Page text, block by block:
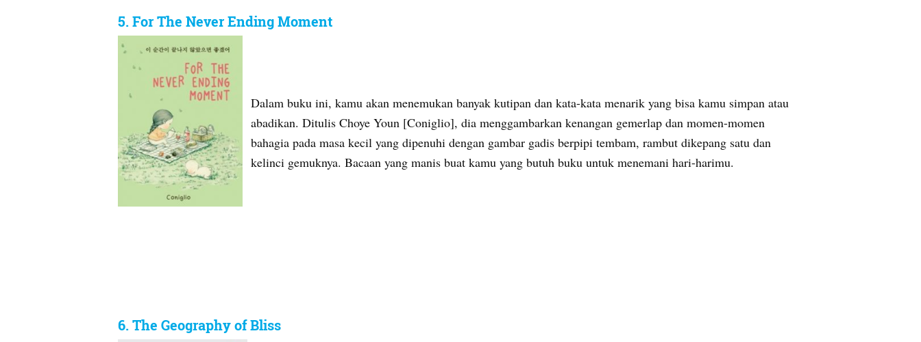
5. For The Never Ending Moment
Dalam buku ini, kamu akan menemukan banyak kutipan dan kata-kata menarik yang bisa kamu simpan atau
abadikan. Ditulis Choye Youn [Coniglio], dia menggambarkan kenangan gemerlap dan momen-momen
bahagia pada masa kecil yang dipenuhi dengan gambar gadis berpipi tembam, rambut dikepang satu dan
kelinci gemuknya. Bacaan yang manis buat kamu yang butuh buku untuk menemani hari-harimu.
6. The Geography of Bliss